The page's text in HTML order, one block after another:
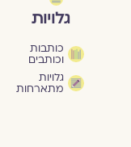
גלויות
כותבות
וכותבים
גלויות
מתארחות